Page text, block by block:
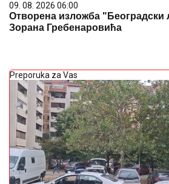
09. 08. 2026 06:00
Отворена изложба "Београдски
Зорана Гребенаровића
Preporuka za Vas